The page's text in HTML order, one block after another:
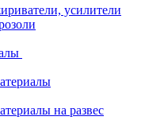
усилители
на развес